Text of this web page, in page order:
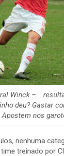
Winck –
deu? Gastar
Apostem nos
nenhuma
treinado por